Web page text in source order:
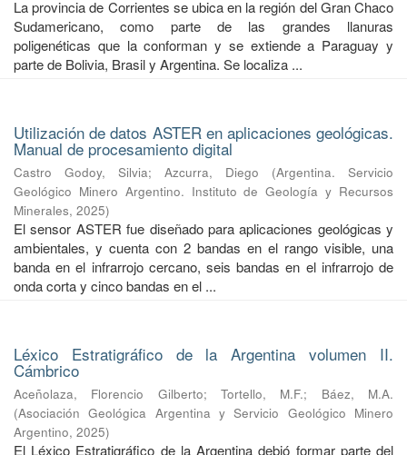
La provincia de Corrientes se ubica en la región del Gran Chaco
Sudamericano, como parte de las grandes llanuras
poligenéticas que la conforman y se extiende a Paraguay y
parte de Bolivia, Brasil y Argentina. Se localiza ...
Utilización de datos ASTER en aplicaciones geológicas.
Manual de procesamiento digital
Castro Godoy, Silvia; Azcurra, Diego (Argentina. Servicio
Geológico Minero Argentino. Instituto de Geología y Recursos
Minerales, 2025)
El sensor ASTER fue diseñado para aplicaciones geológicas y
ambientales, y cuenta con 2 bandas en el rango visible, una
banda en el infrarrojo cercano, seis bandas en el infrarrojo de
onda corta y cinco bandas en el ...
Léxico Estratigráfico de la Argentina volumen II.
Cámbrico
Aceñolaza, Florencio Gilberto;Tortello, M.F.; Báez, M.A.
(Asociación Geológica Argentina y Servicio Geológico Minero
Argentino, 2025)
El Léxico Estratigráfico de la Argentina debió formar parte del